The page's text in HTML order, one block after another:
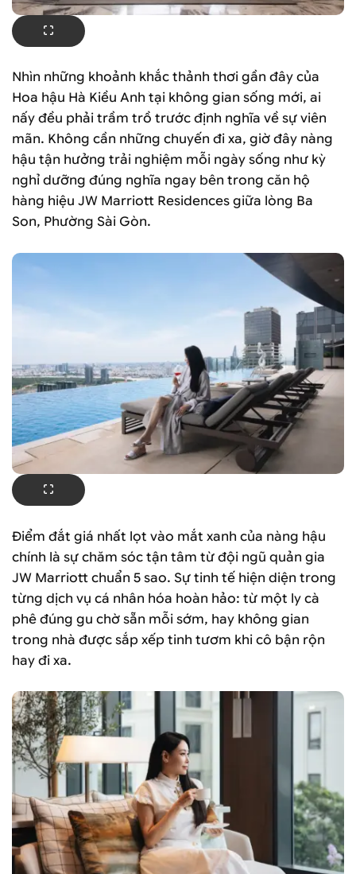
Nhìn những khoảnh khắc thảnh thơi gần đây của
Hoa hậu Hà Kiều Anh tại không gian sống mới, ai
nấy đều phải trầm trồ trước định nghĩa về sự viên
mãn. Không cần những chuyến đi xa, giờ đây nàng
hậu tận hưởng trải nghiệm mỗi ngày sống như kỳ
nghỉ dưỡng đúng nghĩa ngay bên trong căn hộ
hàng hiệu JW Marriott Residences giữa lòng Ba
Son, Phường Sài Gòn.
Điểm đắt giá nhất lọt vào mắt xanh của nàng hậu
chính là sự chăm sóc tận tâm từ đội ngũ quản gia
JW Marriott chuẩn 5 sao. Sự tinh tế hiện diện trong
từng dịch vụ cá nhân hóa hoàn hảo: từ một ly cà
phê đúng gu chờ sẵn mỗi sớm, hay không gian
trong nhà được sắp xếp tinh tươm khi cô bận rộn
hay đi xa.